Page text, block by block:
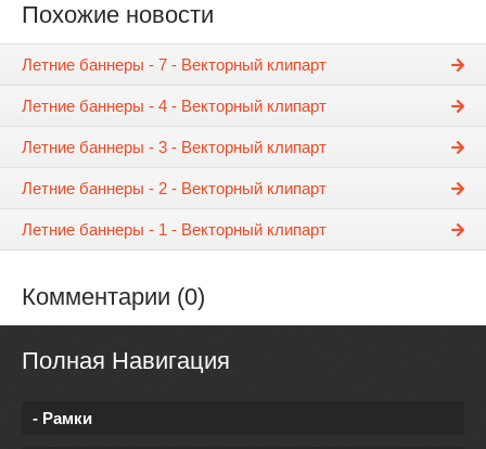
Похожие новости
Летние баннеры - 7 - Векторный клипарт
Летние баннеры - 4 - Векторный клипарт
Летние баннеры - 3 - Векторный клипарт
Летние баннеры - 2 - Векторный клипарт
Летние баннеры - 1 - Векторный клипарт
Комментарии (0)
Полная Навигация
- Рамки